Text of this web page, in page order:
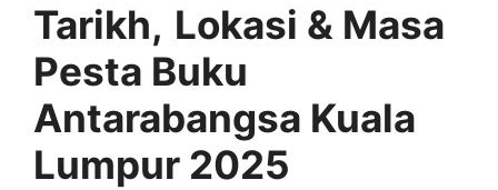
Tarikh, Lokasi & Masa
Pesta Buku
Antarabangsa Kuala
Lumpur 2025